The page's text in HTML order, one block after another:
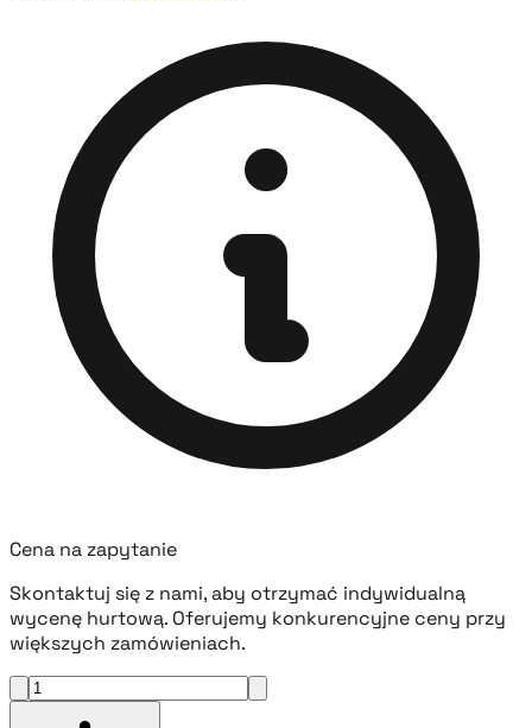
Cena na zapytanie
Skontaktuj się z nami, aby otrzymać indywidualną
wycenę hurtową. Oferujemy konkurencyjne ceny przy
większych zamówieniach.